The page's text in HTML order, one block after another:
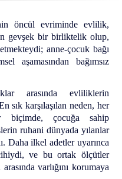
öncül evriminde evlilik,
gevşek bir birliktelik olup,
anne-çocuk bağı
aşamasından bağımsız
arasında evliliklerin
sık karşılaşılan neden, her
biçimde, çocuğa sahip
ruhani dünyada yılanlar
Daha ilkel adetler uyarınca
ve bu ortak ölçütler
varlığını korumaya